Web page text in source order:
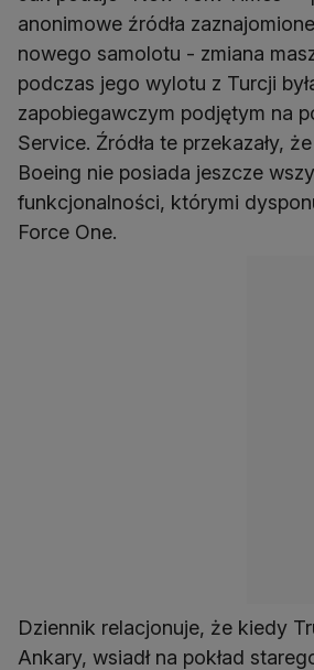
anonimowe źródła
nowego samolotu - zmiana
podczas jego wylotu z Turcji
zapobiegawczym podjętym na
Service. Źródła te przekazały,
Boeing nie posiada jeszcze
funkcjonalności, którymi
Force One.
Dziennik relacjonuje, że kiedy
Ankary, wsiadł na pokład